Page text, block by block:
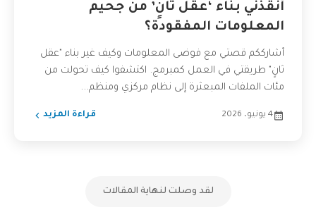
أنقذني بناء ‘عقل ثانٍ’ من جحيم
المعلومات المفقودة؟
أشارككم قصتي مع فوضى المعلومات وكيف غير بناء "عقل
ثانٍ" طريقتي في العمل كمبرمج. اكتشفوا كيف تحولت من
مئات الملفات المبعثرة إلى نظام مركزي ومنظم...
4 يونيو، 2026 قراءة المزيد
لقد وصلت لنهاية المقالات